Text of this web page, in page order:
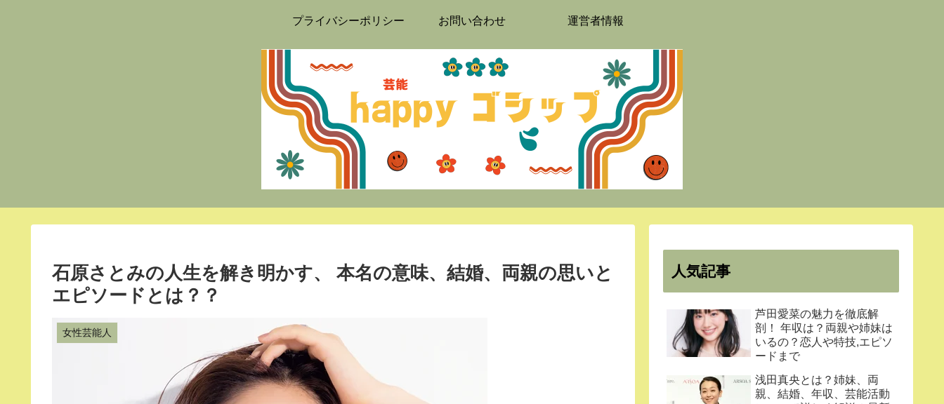
プライバシーポリシー お問い合わせ 運営者情報
石原さとみの人生を解き明かす、 本名の意味、結婚、両親の思いと
エピソードとは？？
女性芸能人
人気記事
芦田愛菜の魅力を徹底解
剖！ 年収は？両親や姉妹は
いるの？恋人や特技,エピソ
ードまで
浅田真央とは？姉妹、両
親、結婚、年収、芸能活動